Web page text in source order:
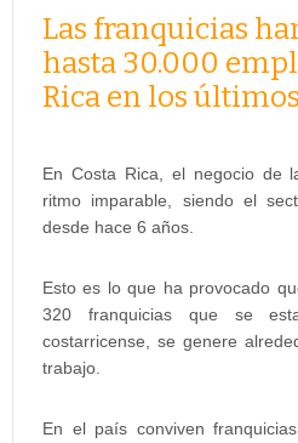
Las franquicias
hasta 30.000
Rica en los
En Costa Rica, el negocio de
ritmo imparable, siendo el
desde hace 6 años.
Esto es lo que ha provocado
320 franquicias que se
costarricense, se genere
trabajo.
En el país conviven